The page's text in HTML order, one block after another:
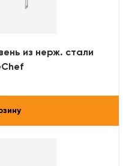
из нерж. стали